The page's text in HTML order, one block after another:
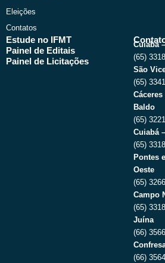
Eleições
Contatos
Estude no IFMT
Painel de Editais
Painel de Licitações
Cuiabá
(65)
São
(65)
Baldo
(65)
Cuiabá
(65)
Pontes
Oeste
(65)
Campo
(65)
Juína
(66)
(66)